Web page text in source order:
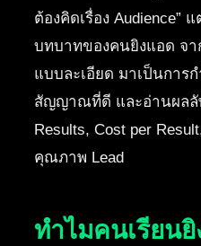
ต้องคิดเรื่อง Audience”
บทบาทของคนยิงแอด จ
แบบละเอียด มาเป็นการ
สัญญาณที่ดี และอ่านผลลั
Results, Cost per
คุณภาพ Lead
ทำไมคนเรียน